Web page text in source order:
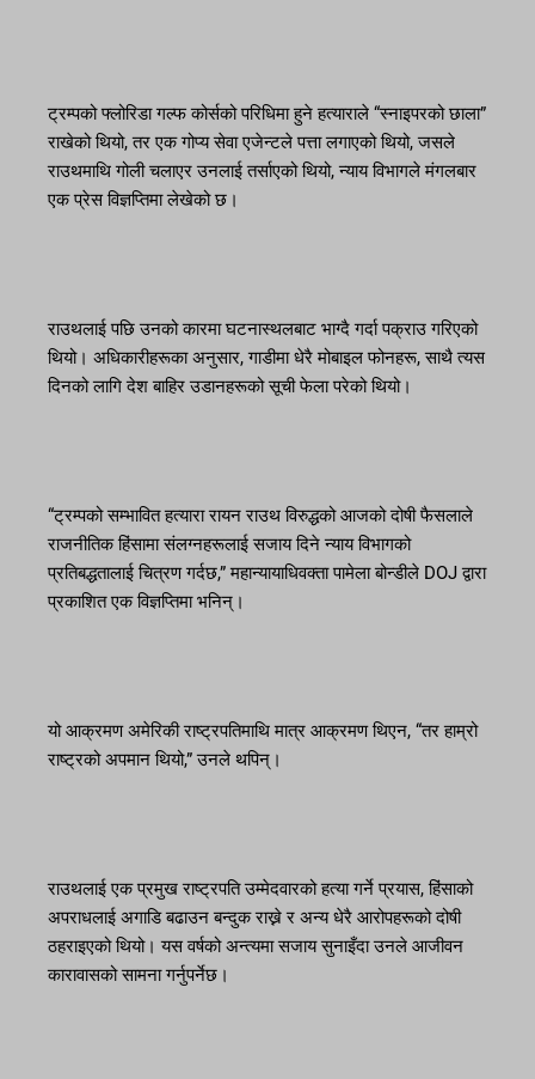
ट्रम्पको फ्लोरिडा गल्फ कोर्सको परिधिमा हुने हत्याराले “स्नाइपरको छाला”
राखेको थियो, तर एक गोप्य सेवा एजेन्टले पत्ता लगाएको थियो, जसले
राउथमाथि गोली चलाएर उनलाई तर्साएको थियो, न्याय विभागले मंगलबार
एक प्रेस विज्ञप्तिमा लेखेको छ।
राउथलाई पछि उनको कारमा घटनास्थलबाट भाग्दै गर्दा पक्राउ गरिएको
थियो। अधिकारीहरूका अनुसार, गाडीमा धेरै मोबाइल फोनहरू, साथै त्यस
दिनको लागि देश बाहिर उडानहरूको सूची फेला परेको थियो।
“ट्रम्पको सम्भावित हत्यारा रायन राउथ विरुद्धको आजको दोषी फैसलाले
राजनीतिक हिंसामा संलग्नहरूलाई सजाय दिने न्याय विभागको
प्रतिबद्धतालाई चित्रण गर्दछ,” महान्यायाधिवक्ता पामेला बोन्डीले DOJ द्वारा
प्रकाशित एक विज्ञप्तिमा भनिन्।
यो आक्रमण अमेरिकी राष्ट्रपतिमाथि मात्र आक्रमण थिएन, “तर हाम्रो
राष्ट्रको अपमान थियो,” उनले थपिन्।
राउथलाई एक प्रमुख राष्ट्रपति उम्मेदवारको हत्या गर्ने प्रयास, हिंसाको
अपराधलाई अगाडि बढाउन बन्दुक राख्ने र अन्य धेरै आरोपहरूको दोषी
ठहराइएको थियो। यस वर्षको अन्त्यमा सजाय सुनाइँदा उनले आजीवन
कारावासको सामना गर्नुपर्नेछ।